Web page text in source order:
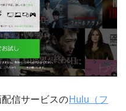
信サービスのHulu（フ